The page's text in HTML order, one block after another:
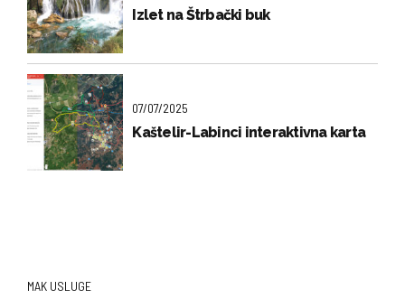
Izlet na Štrbački buk
07/07/2025
Kaštelir-Labinci interaktivna karta
MAK USLUGE